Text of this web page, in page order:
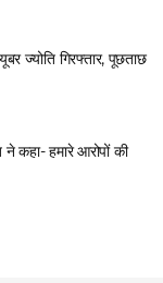
ज्योति गिरफ्तार, पूछताछ
कहा- हमारे आरोपों की